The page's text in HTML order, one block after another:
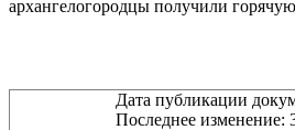
архангелогородцы получили
Дата публикации
Последнее изменение: